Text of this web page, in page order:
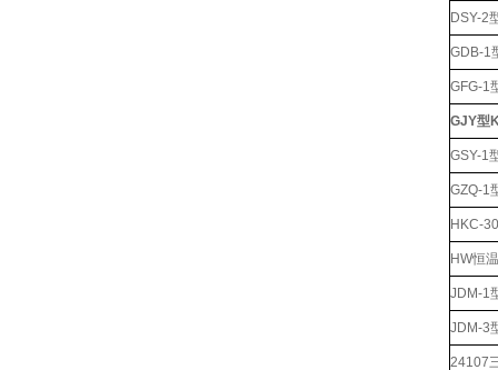
DSY-2
GDB-1
GFG-1
GJY型
GSY-1
GZQ-1
HKC-
HW恒
JDM-1
JDM-3
24107